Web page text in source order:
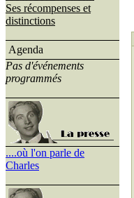
Ses récompenses et
distinctions
Agenda
Pas d'événements
programmés
....où l'on parle de
Charles